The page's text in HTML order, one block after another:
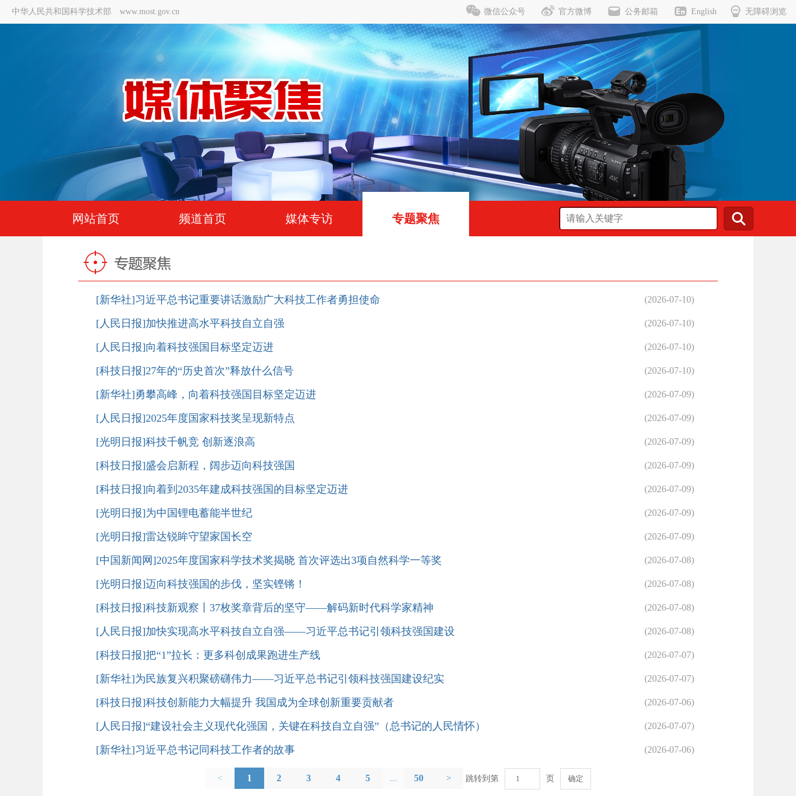
中华人民共和国科学技术部 www.most.gov.cn 无障碍浏览
English
公务邮箱
官方微博
微信公众号
网站首页 频道首页 媒体专访 专题聚焦
(2026-07-10)
[新华社]习近平总书记重要讲话激励广大科技工作者勇担使命
(2026-07-10)
[人民日报]加快推进高水平科技自立自强
(2026-07-10)
[人民日报]向着科技强国目标坚定迈进
(2026-07-10)
[科技日报]27年的“历史首次”释放什么信号
(2026-07-09)
[新华社]勇攀高峰，向着科技强国目标坚定迈进
(2026-07-09)
[人民日报]2025年度国家科技奖呈现新特点
(2026-07-09)
[光明日报]科技千帆竞 创新逐浪高
(2026-07-09)
[科技日报]盛会启新程，阔步迈向科技强国
(2026-07-09)
[科技日报]向着到2035年建成科技强国的目标坚定迈进
(2026-07-09)
[光明日报]为中国锂电蓄能半世纪
(2026-07-09)
[光明日报]雷达锐眸守望家国长空
(2026-07-08)
[中国新闻网]2025年度国家科学技术奖揭晓 首次评选出3项自然科学一等奖
(2026-07-08)
[光明日报]迈向科技强国的步伐，坚实铿锵！
(2026-07-08)
[科技日报]科技新观察丨37枚奖章背后的坚守——解码新时代科学家精神
(2026-07-08)
[人民日报]加快实现高水平科技自立自强——习近平总书记引领科技强国建设
(2026-07-07)
[科技日报]把“1”拉长：更多科创成果跑进生产线
(2026-07-07)
[新华社]为民族复兴积聚磅礴伟力——习近平总书记引领科技强国建设纪实
(2026-07-06)
[科技日报]科技创新能力大幅提升 我国成为全球创新重要贡献者
(2026-07-07)
[人民日报]“建设社会主义现代化强国，关键在科技自立自强”（总书记的人民情怀）
(2026-07-06)
[新华社]习近平总书记同科技工作者的故事
< 1 2 3 4 5 ... 50 > 跳转到第 页 确定